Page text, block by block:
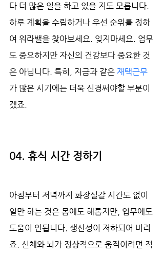
다 더 많은 일을 하고 있을 지도 모릅니다.
하루 계획을 수립하거나 우선 순위를 정하
여 워라밸을 찾아보세요. 잊지마세요. 업무
도 중요하지만 자신의 건강보다 중요한 것
은 아닙니다. 특히, 지금과 같은 재택근무
가 많은 시기에는 더욱 신경써야할 부분이
겠죠.
04. 휴식 시간 정하기
아침부터 저녁까지 화장실갈 시간도 없이
일만 하는 것은 몸에도 해롭지만, 업무에도
도움이 안됩니다. 생산성이 저하되어 버리
죠. 신체와 뇌가 정상적으로 움직이려면 적